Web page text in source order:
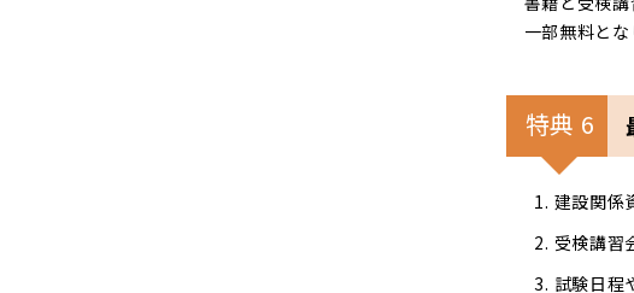
一部無料とな
特典 6
建設関係
受検講習
試験日程